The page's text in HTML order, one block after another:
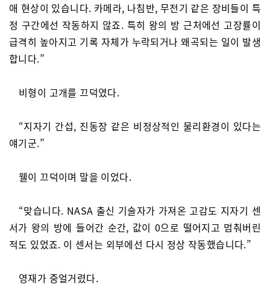
애 현상이 있습니다. 카메라, 나침반, 무전기 같은 장비들이 특
정 구간에선 작동하지 않죠. 특히 왕의 방 근처에선 고장률이
급격히 높아지고 기록 자체가 누락되거나 왜곡되는 일이 발생
합니다.”
비형이 고개를 끄덕였다.
“지자기 간섭, 진동장 같은 비정상적인 물리환경이 있다는
얘기군.”
웰이 끄덕이며 말을 이었다.
“맞습니다. NASA 출신 기술자가 가져온 고감도 지자기 센
서가 왕의 방에 들어간 순간, 값이 0으로 떨어지고 멈춰버린
적도 있었죠. 이 센서는 외부에선 다시 정상 작동했습니다.”
영재가 중얼거렸다.